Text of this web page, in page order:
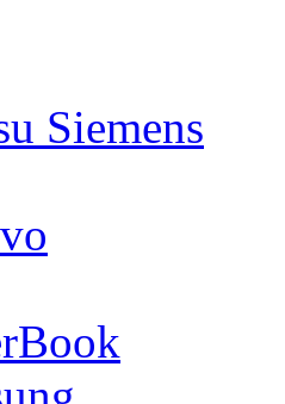
Siemens